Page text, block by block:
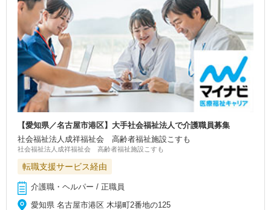
【愛知県／名古屋市港区】大手社会福祉法人で介護職員募集
社会福祉法人成祥福祉会 高齢者福祉施設こすも
社会福祉法人成祥福祉会 高齢者福祉施設こすも
転職支援サービス経由
介護職・ヘルパー / 正職員
愛知県 名古屋市港区 木場町2番地の125